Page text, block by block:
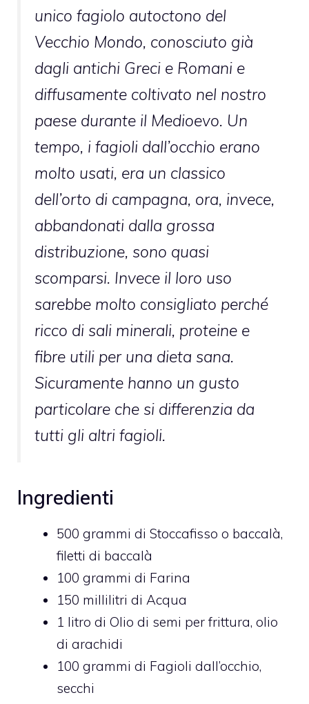
unico fagiolo autoctono del
Vecchio Mondo, conosciuto già
dagli antichi Greci e Romani e
diffusamente coltivato nel nostro
paese durante il Medioevo. Un
tempo, i fagioli dall’occhio erano
molto usati, era un classico
dell’orto di campagna, ora, invece,
abbandonati dalla grossa
distribuzione, sono quasi
scomparsi. Invece il loro uso
sarebbe molto consigliato perché
ricco di sali minerali, proteine e
fibre utili per una dieta sana.
Sicuramente hanno un gusto
particolare che si differenzia da
tutti gli altri fagioli.
Ingredienti
500 grammi di Stoccafisso o baccalà,
filetti di baccalà
100 grammi di Farina
150 millilitri di Acqua
1 litro di Olio di semi per frittura, olio
di arachidi
100 grammi di Fagioli dall’occhio,
secchi